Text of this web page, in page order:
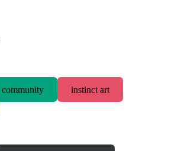
community
instinct art